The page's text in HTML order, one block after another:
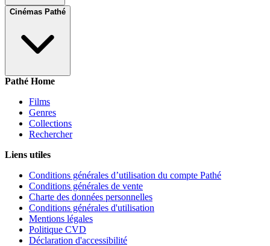
Cinémas Pathé
Pathé Home
Films
Genres
Collections
Rechercher
Liens utiles
Conditions générales d’utilisation du compte Pathé
Conditions générales de vente
Charte des données personnelles
Conditions générales d'utilisation
Mentions légales
Politique CVD
Déclaration d'accessibilité